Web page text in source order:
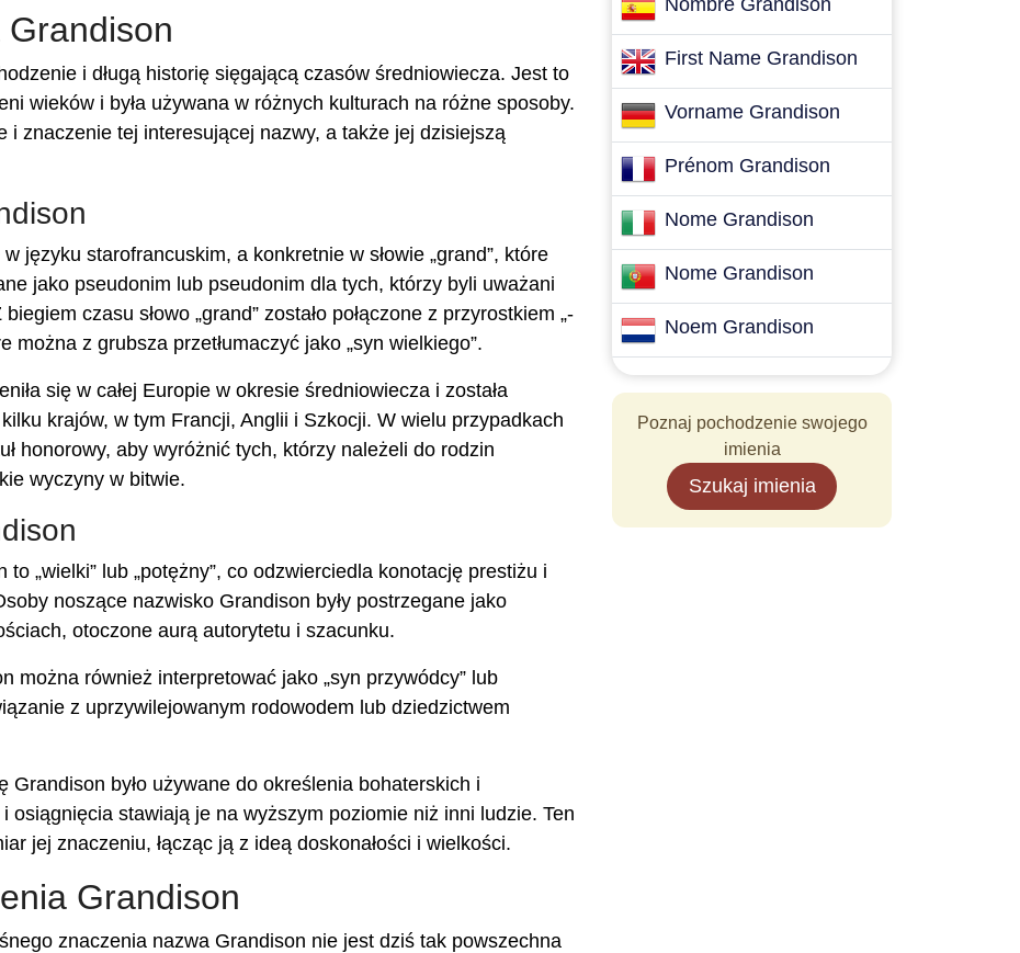
i długą historię sięgającą czasów średniowiecza. Jest to
wieków i była używana w różnych kulturach na różne sposoby.
i znaczenie tej interesującej nazwy, a także jej dzisiejszą
języku starofrancuskim, a konkretnie w słowie „grand”, które
jako pseudonim lub pseudonim dla tych, którzy byli uważani
czasu słowo „grand” zostało połączone z przyrostkiem „-
można z grubsza przetłumaczyć jako „syn wielkiego”.
się w całej Europie w okresie średniowiecza i została
krajów, w tym Francji, Anglii i Szkocji. W wielu przypadkach
honorowy, aby wyróżnić tych, którzy należeli do rodzin
wyczyny w bitwie.
to „wielki” lub „potężny”, co odzwierciedla konotację prestiżu i
noszące nazwisko Grandison były postrzegane jako
otoczone aurą autorytetu i szacunku.
można również interpretować jako „syn przywódcy” lub
z uprzywilejowanym rodowodem lub dziedzictwem
było używane do określenia bohaterskich i
osiągnięcia stawiają je na wyższym poziomie niż inni ludzie. Ten
jej znaczeniu, łącząc ją z ideą doskonałości i wielkości.
Grandison
znaczenia nazwa Grandison nie jest dziś tak powszechna
Nombre Grandison
First Name Grandison
Vorname Grandison
Prénom Grandison
Nome Grandison
Nome Grandison
Noem Grandison
Poznaj pochodzenie swojego
imienia
Szukaj imienia